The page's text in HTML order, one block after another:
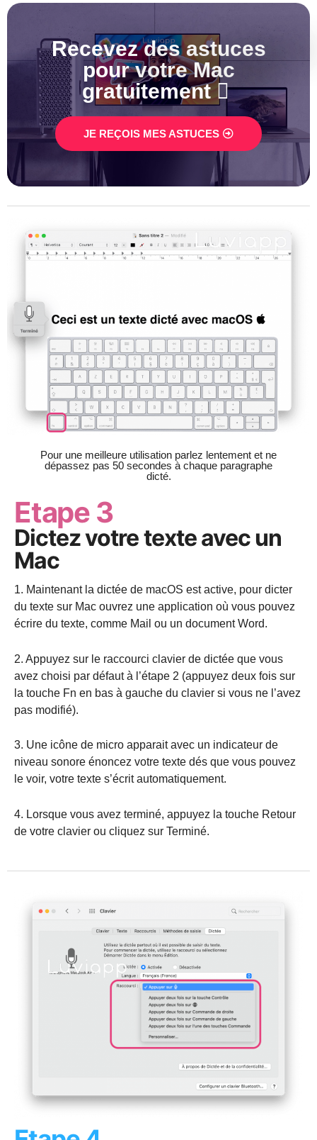
Recevez des astuces
pour votre Mac
gratuitement  ​
JE REÇOIS MES ASTUCES
Pour une meilleure utilisation parlez lentement et ne
dépassez pas 50 secondes à chaque paragraphe
dicté.
Etape 3
Dictez votre texte avec un
Mac
1. Maintenant la dictée de macOS est active, pour dicter
du texte sur Mac ouvrez une application où vous pouvez
écrire du texte, comme Mail ou un document Word.
2. Appuyez sur le raccourci clavier de dictée que vous
avez choisi par défaut à l’étape 2 (appuyez deux fois sur
la touche Fn en bas à gauche du clavier si vous ne l’avez
pas modifié).
3. Une icône de micro apparait avec un indicateur de
niveau sonore énoncez votre texte dés que vous pouvez
le voir, votre texte s’écrit automatiquement.
4. Lorsque vous avez terminé, appuyez la touche Retour
de votre clavier ou cliquez sur Terminé.